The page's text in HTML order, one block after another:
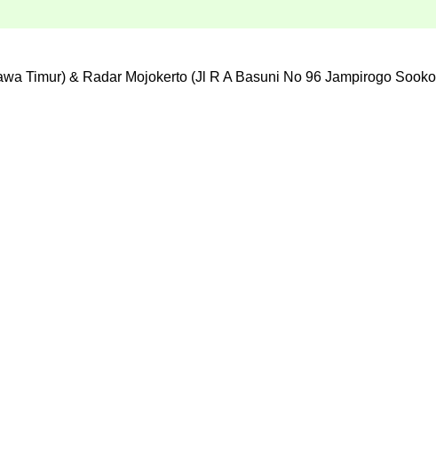
Timur) & Radar Mojokerto (Jl R A Basuni No 96 Jampirogo